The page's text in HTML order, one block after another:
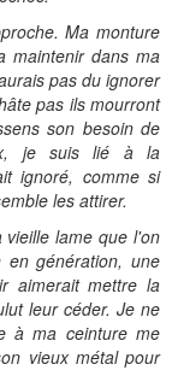
Ma monture
maintenir dans ma
pas du ignorer
pas ils mourront
son besoin de
je suis lié à la
ignoré, comme si
les attirer.
lame que l'on
en génération, une
aimerait mettre la
leur céder. Je ne
à ma ceinture me
vieux métal pour